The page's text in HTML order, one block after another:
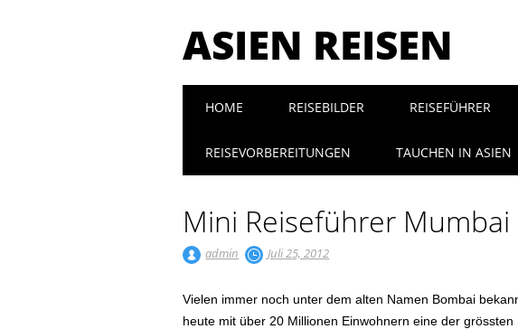
ASIEN REISEN
Main menu
HOME REISEBILDER REISEFÜHRER
REISEVORBEREITUNGEN TAUCHEN IN ASIEN
Mini Reiseführer Mumbai
admin Juli 25, 2012
Vielen immer noch unter dem alten Namen Bombai
heute mit über 20 Millionen Einwohnern eine der